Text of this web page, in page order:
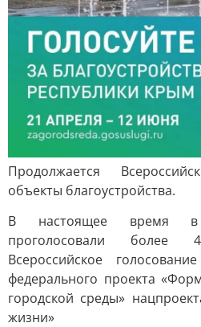
Продолжается
объекты благоустройства.
В настоящее время в
проголосовали более
Всероссийское
федерального проекта
городской среды»
жизни»